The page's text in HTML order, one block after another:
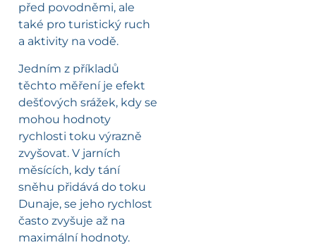
před povodněmi, ale
také pro turistický ruch
a aktivity na vodě.
Jedním z příkladů
těchto měření je efekt
dešťových srážek, kdy se
mohou hodnoty
rychlosti toku výrazně
zvyšovat. V jarních
měsících, kdy tání
sněhu přidává do toku
Dunaje, se jeho rychlost
často zvyšuje až na
maximální hodnoty.